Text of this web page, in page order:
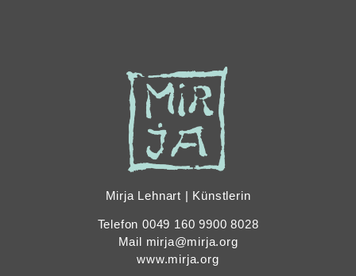
Mirja Lehnart | Künstlerin
Telefon 0049 160 9900 8028
Mail mirja@mirja.org
www.mirja.org